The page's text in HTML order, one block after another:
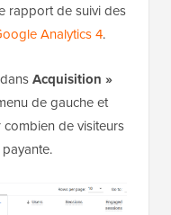
rapport de suivi des
Analytics 4.
Acquisition »
de gauche et
de visiteurs